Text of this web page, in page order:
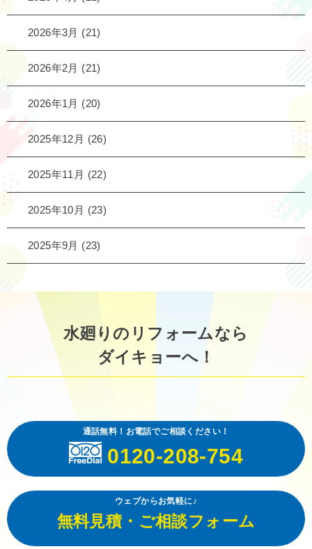
2026年3月 (21)
2026年2月 (21)
2026年1月 (20)
2025年12月 (26)
2025年11月 (22)
2025年10月 (23)
2025年9月 (23)
水廻りのリフォームなら
ダイキョーへ！
通話無料！お電話でご相談ください！
0120-208-754
ウェブからお気軽に♪
無料見積・ご相談フォーム